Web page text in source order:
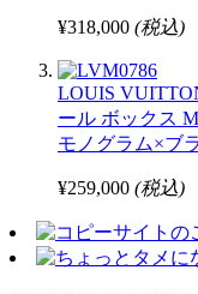
¥318,000 (税込)
LOUIS
ール ボックス
モノグラム×ブ
¥259,000 (税込)